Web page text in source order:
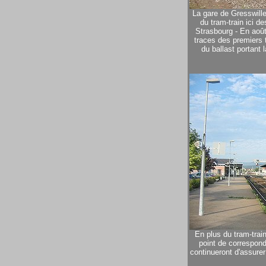
La gare de
du tram-train ici
Strasbourg - En
traces des premiers
du ballast portant
En plus du tram-
point de
continueront